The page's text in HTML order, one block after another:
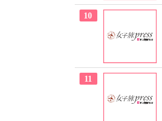
10
11